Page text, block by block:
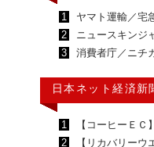
1
ヤマト運輸／宅
2
ニュースキンジ
3
消費者庁／ニチ
日本ネット経済新
1
【コーヒーＥＣ
2
【リカバリーウ